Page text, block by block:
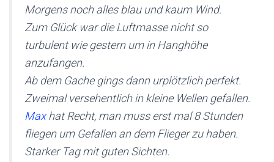
Morgens noch alles blau und kaum Wind.
Zum Glück war die Luftmasse nicht so
turbulent wie gestern um in Hanghöhe
anzufangen.
Ab dem Gache gings dann urplötzlich perfekt.
Zweimal versehentlich in kleine Wellen gefallen.
Maxhat Recht, man muss erst mal 8 Stunden
fliegen um Gefallen an dem Flieger zu haben.
Starker Tag mit guten Sichten.